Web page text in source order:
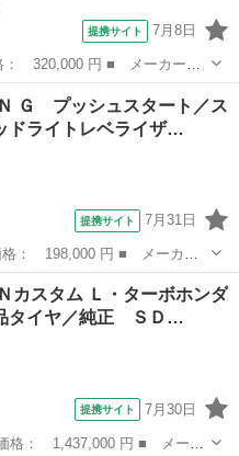
提携サイト 7月8日
■ グレード名： Ｃ 全国
ディスプレイオーディオバ
Ｇ プッシュスタート／ス
ドライトレベライザ…
提携サイト 7月31日
■ グレード名： Ｇ プッ
イトレベライザー／電動ミラ
カスタム Ｌ・ターボホンダ
タイヤ／純正 ＳＤ…
提携サイト 7月30日